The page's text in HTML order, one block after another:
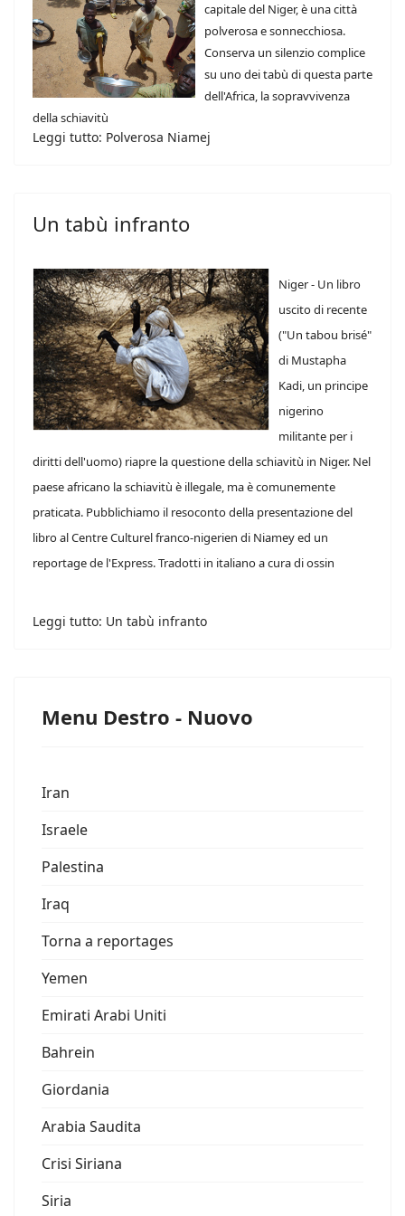
capitale del Niger, è una città
polverosa e sonnecchiosa.
Conserva un silenzio complice
su uno dei tabù di questa parte
dell'Africa, la sopravvivenza
della schiavitù
Leggi tutto: Polverosa Niamej
Un tabù infranto
Niger - Un libro
uscito di recente
("Un tabou brisé"
di Mustapha
Kadi, un principe
nigerino
militante per i
diritti dell'uomo) riapre la questione della schiavitù in Niger. Nel
paese africano la schiavitù è illegale, ma è comunemente
praticata. Pubblichiamo il resoconto della presentazione del
libro al Centre Culturel franco-nigerien di Niamey ed un
reportage de l'Express. Tradotti in italiano a cura di ossin
Leggi tutto: Un tabù infranto
Menu Destro - Nuovo
Iran
Israele
Palestina
Iraq
Torna a reportages
Yemen
Emirati Arabi Uniti
Bahrein
Giordania
Arabia Saudita
Crisi Siriana
Siria